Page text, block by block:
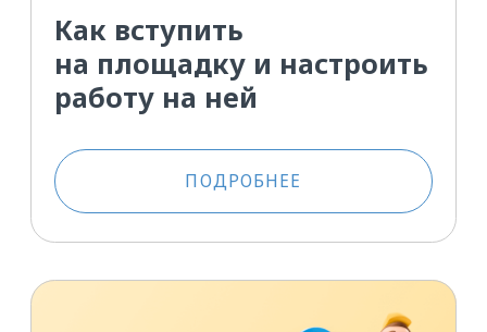
Подборка малоизвестных
полезных функций ATI. SU,
которые помогут сэкономить
время при поиске грузов.